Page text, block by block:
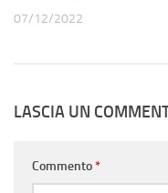
07/12/2022
LASCIA UN
Commento*